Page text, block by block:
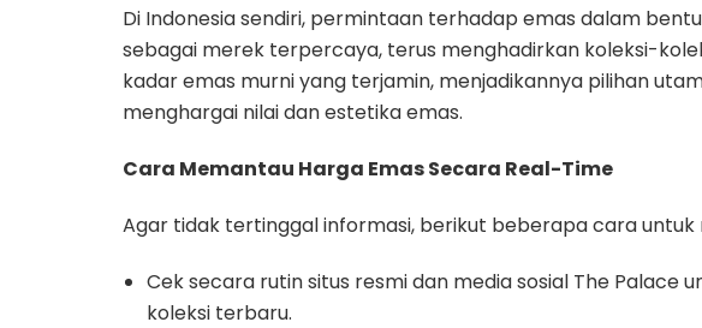
Di Indonesia sendiri, permintaan terhadap emas dalam
sebagai merek terpercaya, terus menghadirkan koleksi-
kadar emas murni yang terjamin, menjadikannya pilihan
menghargai nilai dan estetika emas.
Cara Memantau Harga Emas Secara Real-Time
Agar tidak tertinggal informasi, berikut beberapa cara
Cek secara rutin situs resmi dan media sosial The Palace
koleksi terbaru.